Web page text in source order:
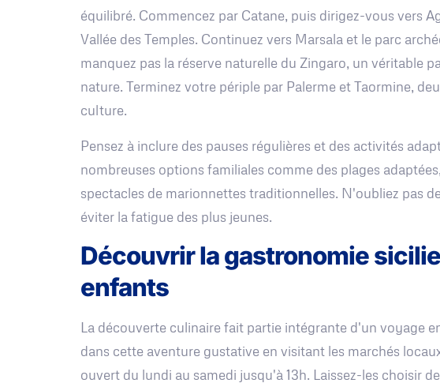
équilibré. Commencez par Catane, puis dirigez-vous vers
Vallée des Temples. Continuez vers Marsala et le parc
manquez pas la réserve naturelle du Zingaro, un véritable
nature. Terminez votre périple par Palerme et Taormine,
culture.
Pensez à inclure des pauses régulières et des activités
nombreuses options familiales comme des plages
spectacles de marionnettes traditionnelles. N'oubliez pas
éviter la fatigue des plus jeunes.
Découvrir la gastronomie
enfants
La découverte culinaire fait partie intégrante d'un voyage
dans cette aventure gustative en visitant les marchés
ouvert du lundi au samedi jusqu'à 13h. Laissez-les choisir